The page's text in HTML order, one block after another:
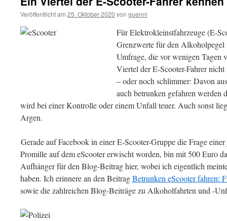
Veröffentlicht am 25. Oktober 2020 von guenni
Für Elektrokleinstfahrzeuge (E-
Grenzwerte für den
Umfrage, die vor wenigen Tagen
Viertel der E-Scooter-Fahrer
– oder noch schlimmer: Davon
auch betrunken gefahren werden
wird bei einer Kontrolle oder einem Unfall teuer. Auch sonst
Argen.
Gerade auf Facebook in einer E-Scooter-Gruppe die Frage
Promille auf dem eScooter erwischt worden, bin mit 500 Euro
Aufhänger für den Blog-Beitrag hier, wobei ich eigentlich
haben. Ich erinnere an den BeitragBetrunken eScooter fahren:
sowie die zahlreichen Blog-Beiträge zu Alkoholfahrten und -